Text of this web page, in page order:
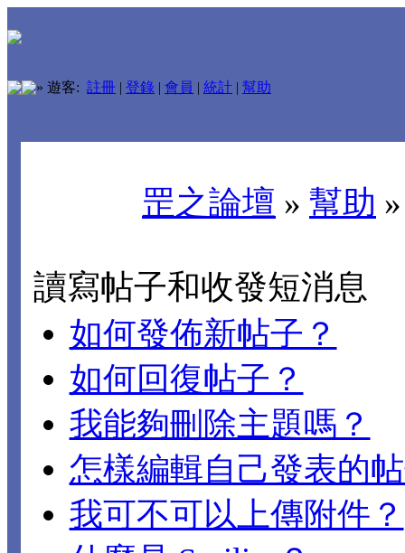
» 遊客: 註冊 | 登錄 | 會員 | 統計 | 幫助
罡之論壇 » 幫助
讀寫帖子和收發短消息
如何發佈新帖子？
如何回復帖子？
我能夠刪除主題嗎？
怎樣編輯自己發表的
我可不可以上傳附件？